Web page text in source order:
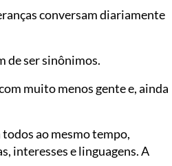
conversam diariamente
de ser sinônimos.
muito menos gente e, ainda
todos ao mesmo tempo,
interesses e linguagens. A